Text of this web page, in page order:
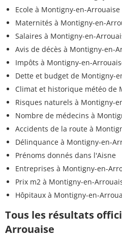
Ecole à Montigny-en-Arrouaise
Maternités à Montigny-en-
Salaires à Montigny-en-
Avis de décès à Montigny-en-
Impôts à Montigny-en-
Dette et budget de Montigny-
Climat et historique météo de
Risques naturels à Montigny-
Nombre de médecins à
Accidents de la route à
Délinquance à Montigny-en-
Prénoms donnés dans l'Aisne
Entreprises à Montigny-en-
Prix m2 à Montigny-en-
Hôpitaux à Montigny-en-
Tous les résultats
Arrouaise